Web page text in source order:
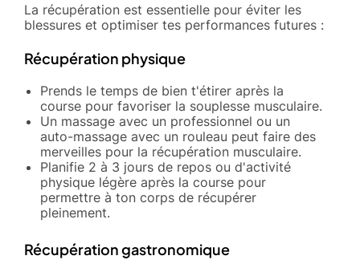
La récupération est essentielle pour éviter les
blessures et optimiser tes performances futures :
Récupération physique
Prends le temps de bien t'étirer après la
course pour favoriser la souplesse musculaire.
Un massage avec un professionnel ou un
auto-massage avec un rouleau peut faire des
merveilles pour la récupération musculaire.
Planifie 2 à 3 jours de repos ou d'activité
physique légère après la course pour
permettre à ton corps de récupérer
pleinement.
Récupération gastronomique